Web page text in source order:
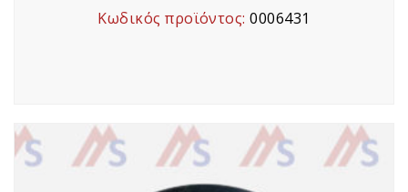
Κωδικός προϊόντος:0006431